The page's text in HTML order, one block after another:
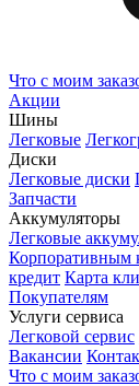
Что с моим
Акции
Шины
Легковые
Диски
Легковые диски
Запчасти
Аккумуляторы
Легковые
Корпоративным
кредит Карта
Покупателям
Услуги сервиса
Легковой сервис
Вакансии
Что с моим